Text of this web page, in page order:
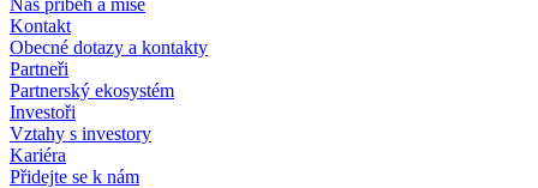
Kontakt
Obecné dotazy a kontakty
Partneři
Partnerský ekosystém
Investoři
Vztahy s investory
Kariéra
Přidejte se k nám